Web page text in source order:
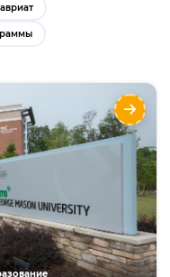
Mason University
Описание
Курсы
Языки
штата Вирджиния,
Топ 5
науки;
Инжиниринг;